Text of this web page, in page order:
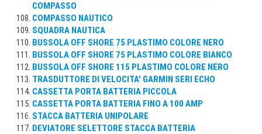
COMPASSO
COMPASSO NAUTICO
SQUADRA NAUTICA
BUSSOLA OFF SHORE 75 PLASTIMO COLORE NERO
BUSSOLA OFF SHORE 75 PLASTIMO COLORE BIANCO
BUSSOLA OFF SHORE 115 PLASTIMO COLORE NERO
TRASDUTTORE DI VELOCITA' GARMIN SERI ECHO
CASSETTA PORTA BATTERIA PICCOLA
CASSETTA PORTA BATTERIA FINO A 100 AMP
STACCA BATTERIA UNIPOLARE
DEVIATORE SELETTORE STACCA BATTERIA